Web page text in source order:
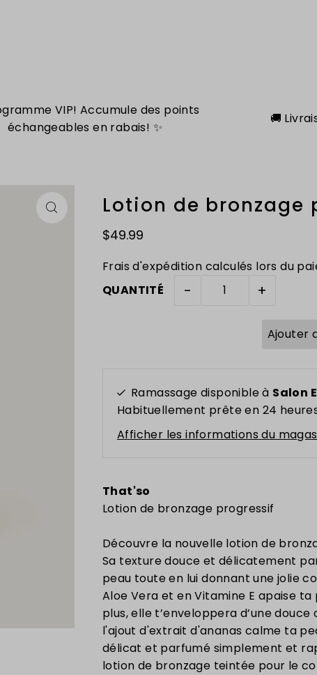
VIP! Accumule des points
échangeables en rabais! ✨
🚚
Lotion de bronzage
$49.99
Frais d'expédition calculés lors du
QUANTITÉ
- +
Ramassage disponible à Salon
Habituellement prête en 24
Afficher les informations du
That'so
Lotion de bronzage progressif
Découvre la nouvelle lotion de
Sa texture douce et délicatement
peau toute en lui donnant une jolie
Aloe Vera et en Vitamine E apaise
plus, elle t’enveloppera d’une
l'ajout d'extrait d'ananas calme ta
délicat et parfumé simplement et
lotion de bronzage teintée pour le